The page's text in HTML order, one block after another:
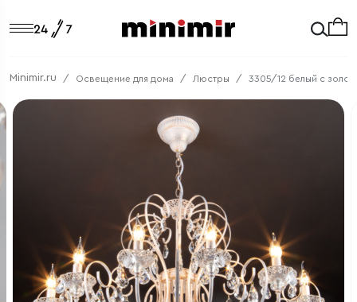
Minimir.ru Освещение для дома Люстры 3305/12 белый с